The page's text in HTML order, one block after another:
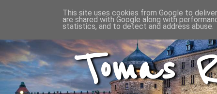
Tomas
This site uses cookies from Google to
are shared with Google along with
statistics, and to detect and address abuse.